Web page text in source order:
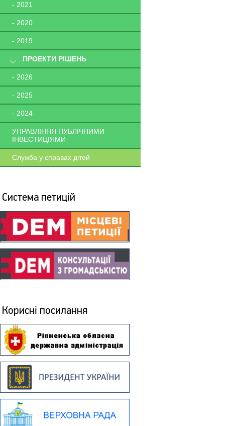
- 2021
- 2020
- 2019
ПРОЕКТИ РІШЕНЬ
- 2026
- 2025
- 2024
УПРАВЛІННЯ ПУБЛІЧНИМИ
ІНВЕСТИЦІЯМИ
Служба у справах дітей
Система петицій
Корисні посилання